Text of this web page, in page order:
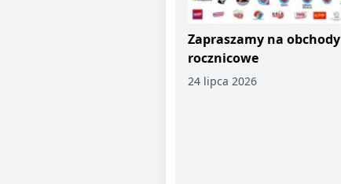
Zapraszamy na obchody
rocznicowe
24 lipca 2026